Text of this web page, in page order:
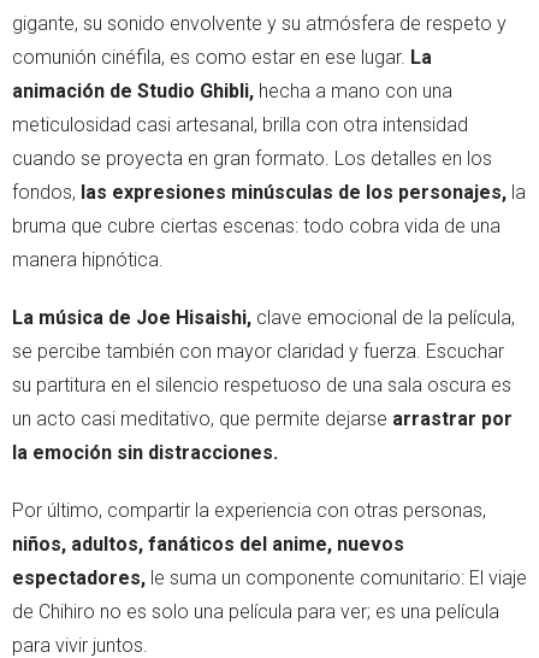
gigante, su sonido envolvente y su atmósfera de respeto y
comunión cinéfila, es como estar en ese lugar. La
animación de Studio Ghibli, hecha a mano con una
meticulosidad casi artesanal, brilla con otra intensidad
cuando se proyecta en gran formato. Los detalles en los
fondos, las expresiones minúsculas de los personajes, la
bruma que cubre ciertas escenas: todo cobra vida de una
manera hipnótica.
La música de Joe Hisaishi, clave emocional de la película,
se percibe también con mayor claridad y fuerza. Escuchar
su partitura en el silencio respetuoso de una sala oscura es
un acto casi meditativo, que permite dejarse arrastrar por
la emoción sin distracciones.
Por último, compartir la experiencia con otras personas,
niños, adultos, fanáticos del anime, nuevos
espectadores, le suma un componente comunitario: El viaje
de Chihiro no es solo una película para ver; es una película
para vivir juntos.